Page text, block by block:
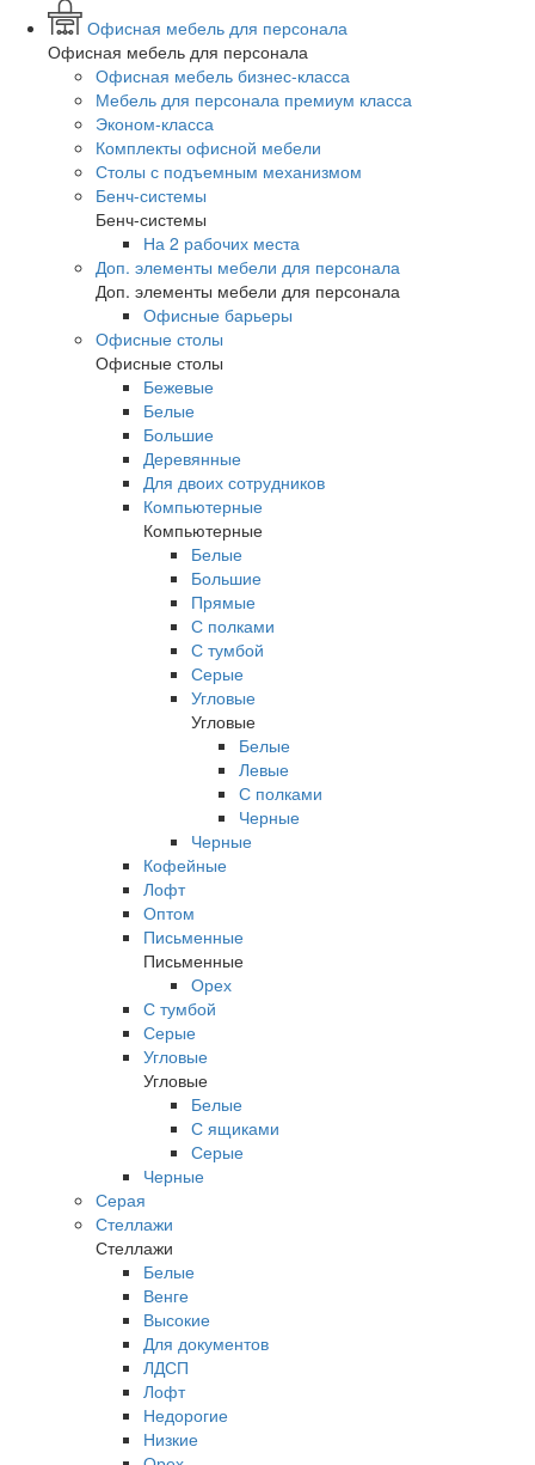
Офисная мебель для персонала
Офисная мебель для персонала
Офисная мебель бизнес-класса
Мебель для персонала премиум класса
Эконом-класса
Комплекты офисной мебели
Столы с подъемным механизмом
Бенч-системы
Бенч-системы
На 2 рабочих места
Доп. элементы мебели для персонала
Доп. элементы мебели для персонала
Офисные барьеры
Офисные столы
Офисные столы
Бежевые
Белые
Большие
Деревянные
Для двоих сотрудников
Компьютерные
Компьютерные
Белые
Большие
Прямые
С полками
С тумбой
Серые
Угловые
Угловые
Белые
Левые
С полками
Черные
Черные
Кофейные
Лофт
Оптом
Письменные
Письменные
Орех
С тумбой
Серые
Угловые
Угловые
Белые
С ящиками
Серые
Черные
Серая
Стеллажи
Стеллажи
Белые
Венге
Высокие
Для документов
ЛДСП
Лофт
Недорогие
Низкие